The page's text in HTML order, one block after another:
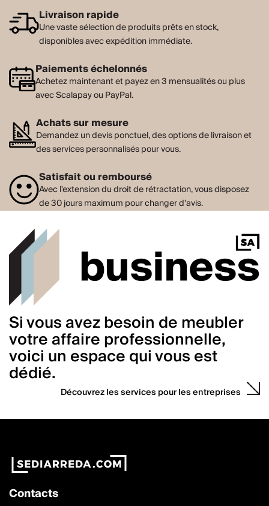
Livraison rapide
Une vaste sélection de produits prêts en stock,
disponibles avec expédition immédiate.
Paiements échelonnés
Achetez maintenant et payez en 3 mensualités ou plus
avec Scalapay ou PayPal.
Achats sur mesure
Demandez un devis ponctuel, des options de livraison et
des services personnalisés pour vous.
Satisfait ou remboursé
Avec l'extension du droit de rétractation, vous disposez
de 30 jours maximum pour changer d'avis.
Si vous avez besoin de meubler
votre affaire professionnelle,
voici un espace qui vous est
dédié.
Découvrez les services pour les entreprises
Contacts